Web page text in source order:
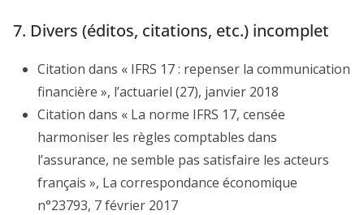
7. Divers (éditos, citations, etc.) incomplet
Citation dans « IFRS 17 : repenser la communication
financière », l’actuariel (27), janvier 2018
Citation dans « La norme IFRS 17, censée
harmoniser les règles comptables dans
l’assurance, ne semble pas satisfaire les acteurs
français », La correspondance économique
n°23793, 7 février 2017